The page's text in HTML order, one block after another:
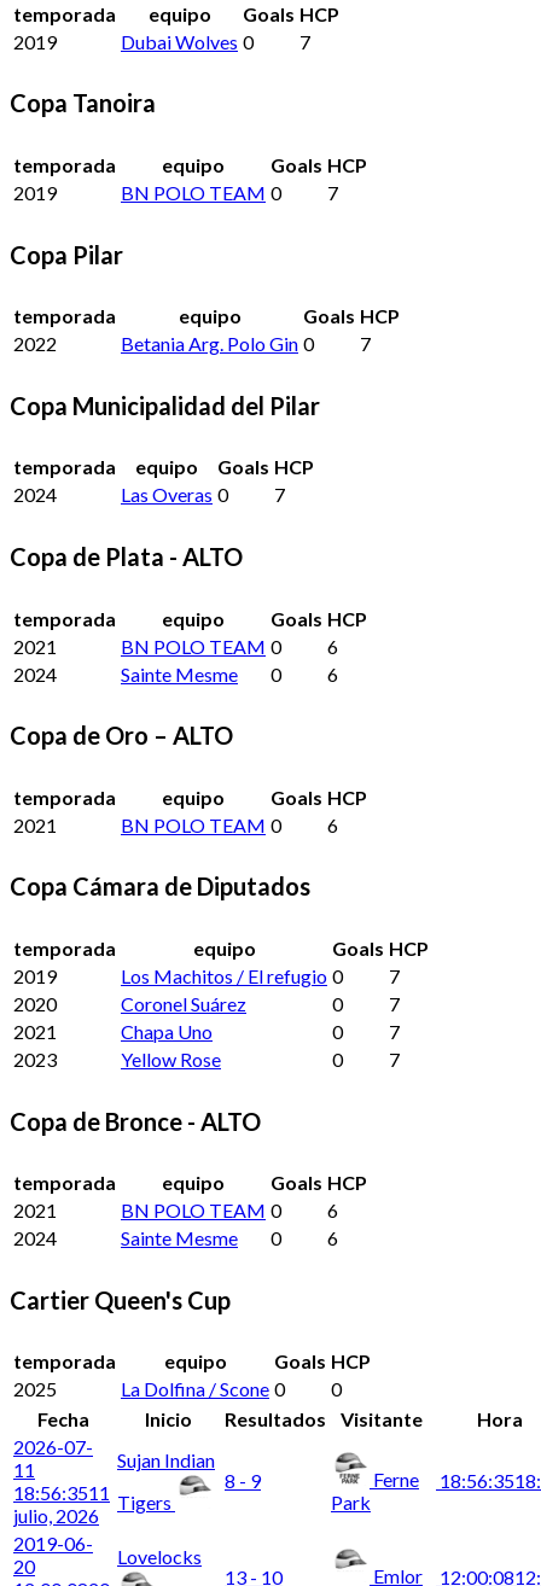
temporada equipo Goals HCP
2019
Dubai Wolves 0 7
Copa Tanoira
temporada equipo Goals HCP
2019
BN POLO TEAM 0 7
Copa Pilar
temporada equipo Goals HCP
2022
Betania Arg. Polo Gin 0 7
Copa Municipalidad del Pilar
temporada equipo Goals HCP
2024
Las Overas 0 7
Copa de Plata - ALTO
temporada equipo Goals HCP
2021
BN POLO TEAM 0
6
2024
Sainte Mesme 0 6
Copa de Oro – ALTO
temporada equipo Goals HCP
2021
BN POLO TEAM 0 6
Copa Cámara de Diputados
temporada equipo Goals HCP
2019
Los Machitos / El refugio 0
7
2020
Coronel Suárez 0
7
2021
Chapa Uno 0
7
2023
Yellow Rose 0 7
Copa de Bronce - ALTO
temporada equipo Goals HCP
2021
BN POLO TEAM 0
6
2024
Sainte Mesme 0 6
Cartier Queen's Cup
temporada equipo Goals HCP
2025
La Dolfina / Scone 0
0
Fecha
Inicio Resultados Visitante
Hora
2026-07-
11
18:56:3511
julio, 2026
Sujan Indian
Tigers
8 - 9
Ferne
Park
18:56:35
2019-06-
20
Lovelocks
13 - 10
Emlor
12:00:08